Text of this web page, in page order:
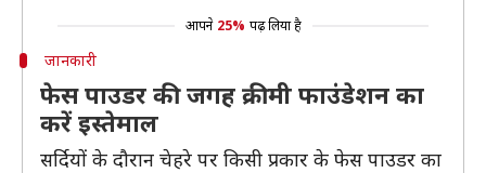
आपने 25% पढ़ लिया है
जानकारी
फेस पाउडर की जगह क्रीमी फाउंडेशन का
करें इस्तेमाल
सर्दियों के दौरान चेहरे पर किसी प्रकार के फेस पाउडर का